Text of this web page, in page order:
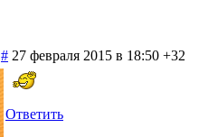
# 27 февраля 2015 в 18:50 +32
Ответить